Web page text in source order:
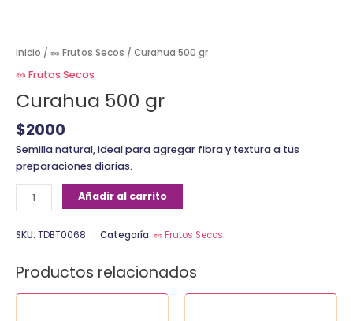
Inicio / 🥜 Frutos Secos / Curahua 500 gr
🥜 Frutos Secos
Curahua 500 gr
$2000
Semilla natural, ideal para agregar fibra y textura a tus
preparaciones diarias.
Añadir al carrito
SKU: TDBT0068 Categoría: 🥜 Frutos Secos
Productos relacionados